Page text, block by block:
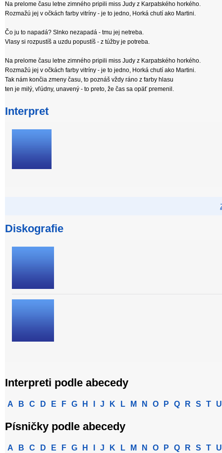
Na prelome času letne zimného pripili miss Judy z Karpatského horkého.
Rozmažú jej v očkách farby vitríny - je to jedno, Horká chutí ako Martini.
Čo ju to napadá? Slnko nezapadá - tmu jej netreba.
Vlasy si rozpustíš a uzdu popustíš - z túžby je potreba.
Na prelome času letne zimného pripili miss Judy z Karpatského horkého.
Rozmažú jej v očkách farby vitríny - je to jedno, Horká chutí ako Martini.
Tak nám končia zmeny času, to poznáš vždy ráno z farby hlasu
ten je milý, vľúdny, unavený - to preto, že čas sa opäť premenil.
Interpret
Diskografie
Interpreti podle abecedy
A B C D E F G H J K L M N O P Q R S T U
Písničky podle abecedy
A B C D E F G H J K L M N O P Q R S T U